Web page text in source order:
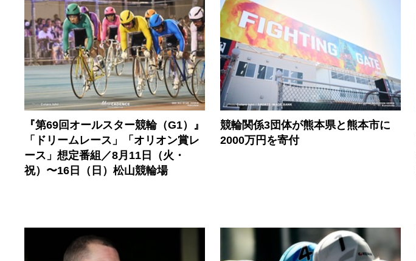
『第69回オールスター競輪（G1）』
「ドリームレース」「オリオン賞レ
ース」想定番組／8月11日（火・
祝）〜16日（日）松山競輪場
競輪関係3団体が熊本県と熊本市に
2000万円を寄付